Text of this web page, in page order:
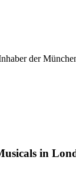
der
in